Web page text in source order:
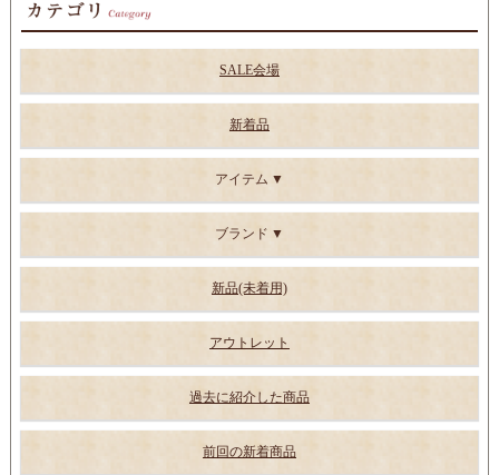
SALE会場
新着品
アイテム
ブランド
新品(未着用)
アウトレット
過去に紹介した商品
前回の新着商品